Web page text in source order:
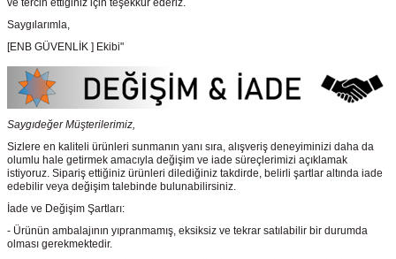
ve tercih ettiğiniz için teşekkür ederiz.
Saygılarımla,
[ENB GÜVENLİK ] Ekibi"
Saygıdeğer Müşterilerimiz,
Sizlere en kaliteli ürünleri sunmanın yanı sıra, alışveriş deneyiminizi daha da
olumlu hale getirmek amacıyla değişim ve iade süreçlerimizi açıklamak
istiyoruz. Sipariş ettiğiniz ürünleri dilediğiniz takdirde, belirli şartlar altında iade
edebilir veya değişim talebinde bulunabilirsiniz.
İade ve Değişim Şartları:
- Ürünün ambalajının yıpranmamış, eksiksiz ve tekrar satılabilir bir durumda
olması gerekmektedir.